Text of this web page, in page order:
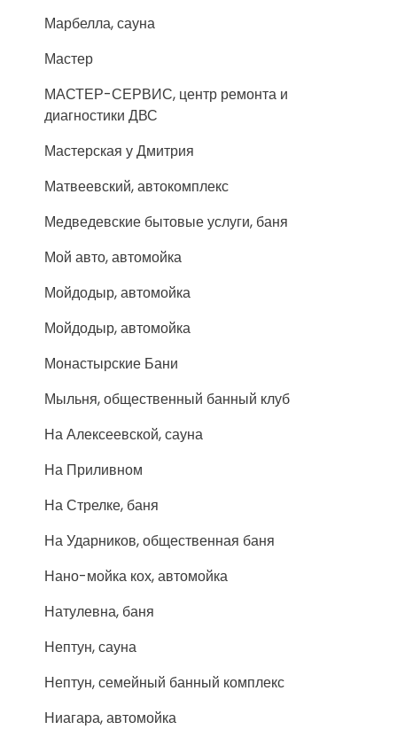
Марбелла, сауна
Мастер
МАСТЕР-СЕРВИС, центр ремонта и
диагностики ДВС
Мастерская у Дмитрия
Матвеевский, автокомплекс
Медведевские бытовые услуги, баня
Мой авто, автомойка
Мойдодыр, автомойка
Мойдодыр, автомойка
Монастырские Бани
Мыльня, общественный банный клуб
На Алексеевской, сауна
На Приливном
На Стрелке, баня
На Ударников, общественная баня
Нано-мойка кох, автомойка
Натулевна, баня
Нептун, сауна
Нептун, семейный банный комплекс
Ниагара, автомойка